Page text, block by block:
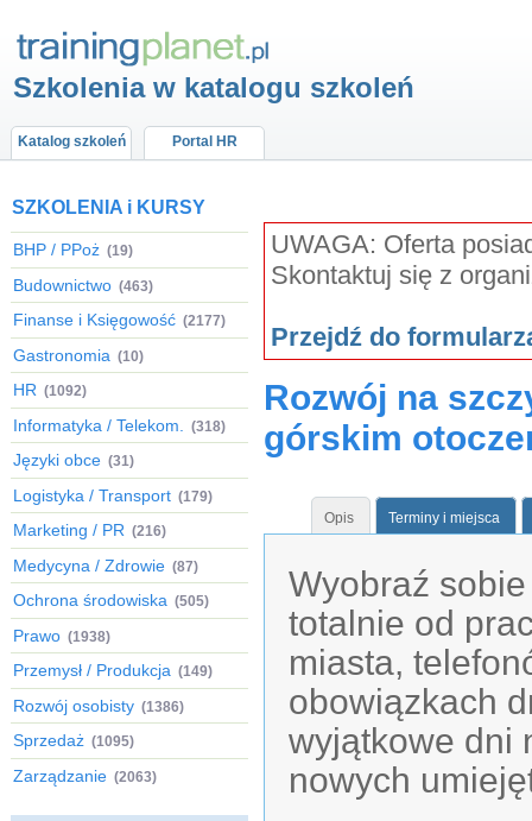
Szkolenia w katalogu szkoleń
Katalog szkoleń Portal HR
SZKOLENIA i KURSY
BHP / PPoż (19)
Budownictwo (463)
Finanse i Księgowość (2177)
Gastronomia (10)
HR (1092)
Informatyka / Telekom. (318)
Języki obce (31)
Logistyka / Transport (179)
Marketing / PR (216)
Medycyna / Zdrowie (87)
Ochrona środowiska (505)
Prawo (1938)
Przemysł / Produkcja (149)
Rozwój osobisty (1386)
Sprzedaż (1095)
Zarządzanie (2063)
UWAGA: Oferta
Skontaktuj się z
Przejdź do
Rozwój na
górskim
Opis Terminy i miejsca
Wyobraź
totalnie od
miasta,
obowiązkach
wyjątkowe dni
nowych